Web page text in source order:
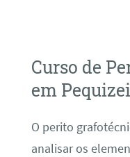
Curso de
em
O perito
analisar os